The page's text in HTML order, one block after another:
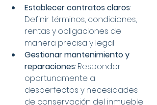
Establecer contratos claros:
Definir términos, condiciones,
rentas y obligaciones de
manera precisa y legal
Gestionar mantenimiento y
reparaciones: Responder
oportunamente a
desperfectos y necesidades
de conservación del inmueble